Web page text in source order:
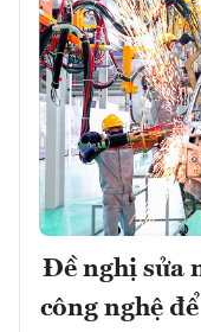
Đề nghị sửa
công nghệ